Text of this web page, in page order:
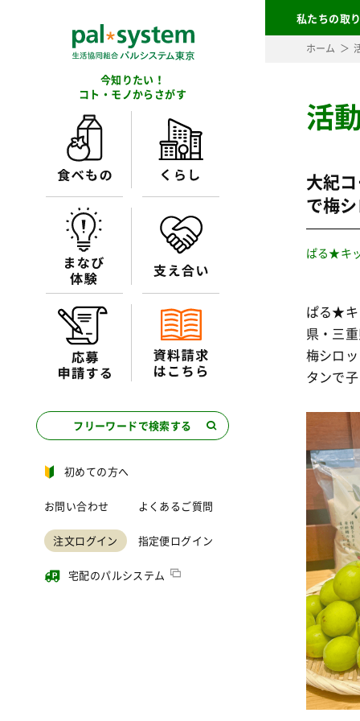
私たちの取
今知りたい！
コト・モノからさがす
フリーワードで検索する
初めての方へ
お問い合わせ よくあるご質問
注文ログイン 指定便ログイン
宅配のパルシステム
ホーム
活
大紀
で梅
ぱる★キ
ぱる★キ
県・三
梅シロ
タンで